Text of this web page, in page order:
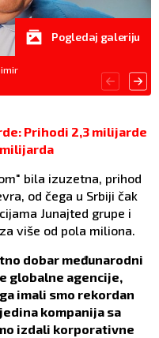
Pogledaj galeriju
Prihodi 2,3 milijarde
bila izuzetna, prihod
od čega u Srbiji čak
Junajted grupe i
više od pola miliona.
dobar međunarodni
globalne agencije,
imali smo rekordan
kompanija sa
izdali korporativne